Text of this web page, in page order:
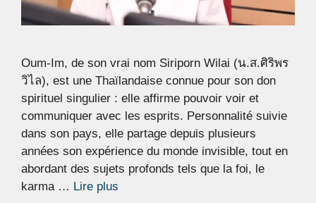
Oum-Im, de son vrai nom Siriporn Wilai (น.ส.ศิริพร
วิไล), est une Thaïlandaise connue pour son don
spirituel singulier : elle affirme pouvoir voir et
communiquer avec les esprits. Personnalité suivie
dans son pays, elle partage depuis plusieurs
années son expérience du monde invisible, tout en
abordant des sujets profonds tels que la foi, le
karma … Lire plus